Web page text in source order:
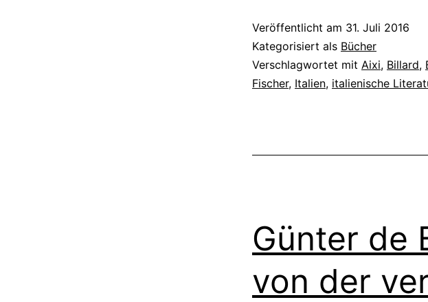
Veröffentlicht am 31. Juli 2016
Kategorisiert als Bücher
Verschlagwortet mit Aixi, Billard,
Fischer, Italien, italienische
Günter de
von der